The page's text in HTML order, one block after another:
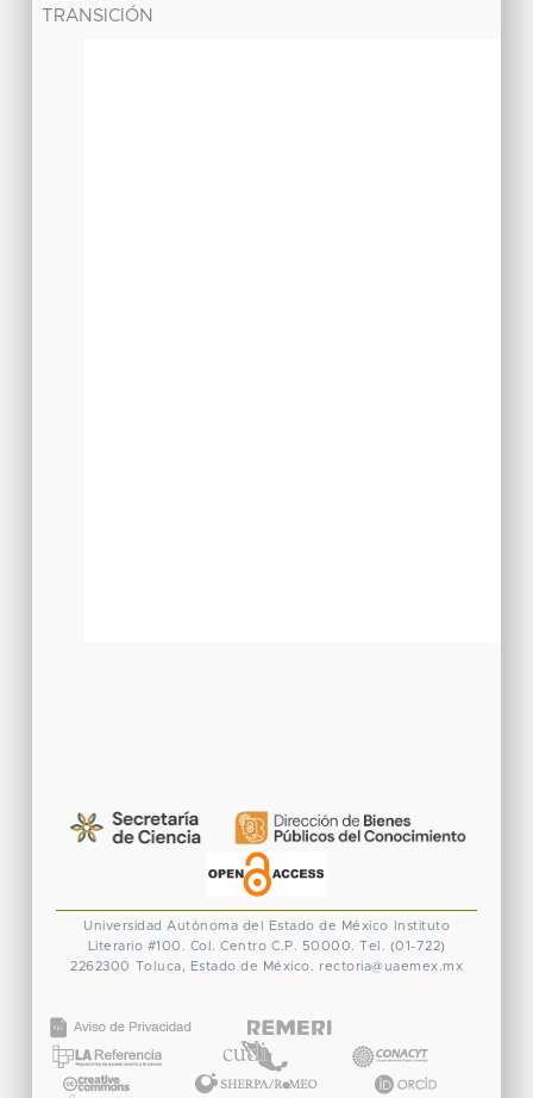
TRANSICIÓN
Universidad Autónoma del Estado de México
Instituto
Literario #100. Col. Centro C.P. 50000. Tel. (01-722)
2262300 Toluca, Estado de México. rectoria@uaemex.mx